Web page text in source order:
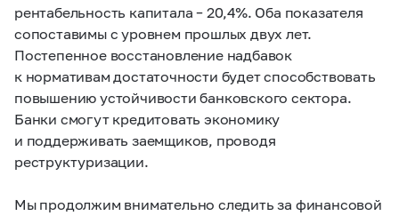
рентабельность капитала – 20,4%. Оба показателя
сопоставимы с уровнем прошлых двух лет.
Постепенное восстановление надбавок
к нормативам достаточности будет способствовать
повышению устойчивости банковского сектора.
Банки смогут кредитовать экономику
и поддерживать заемщиков, проводя
реструктуризации.
Мы продолжим внимательно следить за финансовой